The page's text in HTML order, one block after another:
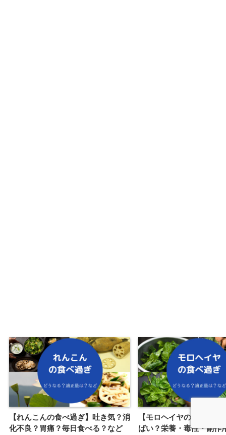
【れんこんの食べ過ぎ】吐き気？消
化不良？胃痛？毎日食べる？など
【モロヘイヤの食べ過ぎ
ばい？栄養・毒性・副作